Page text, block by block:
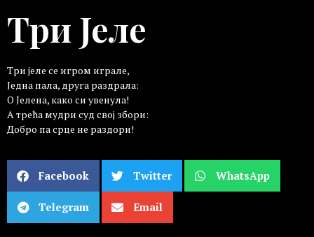
Три Јеле
Три јеле се игром играле,
Једна пала, друга раздрала:
О Јелена, како си увенула!
А трећа мудри суд свој збори:
Добро па срце не раздори!
Facebook Twitter WhatsApp
Telegram Email